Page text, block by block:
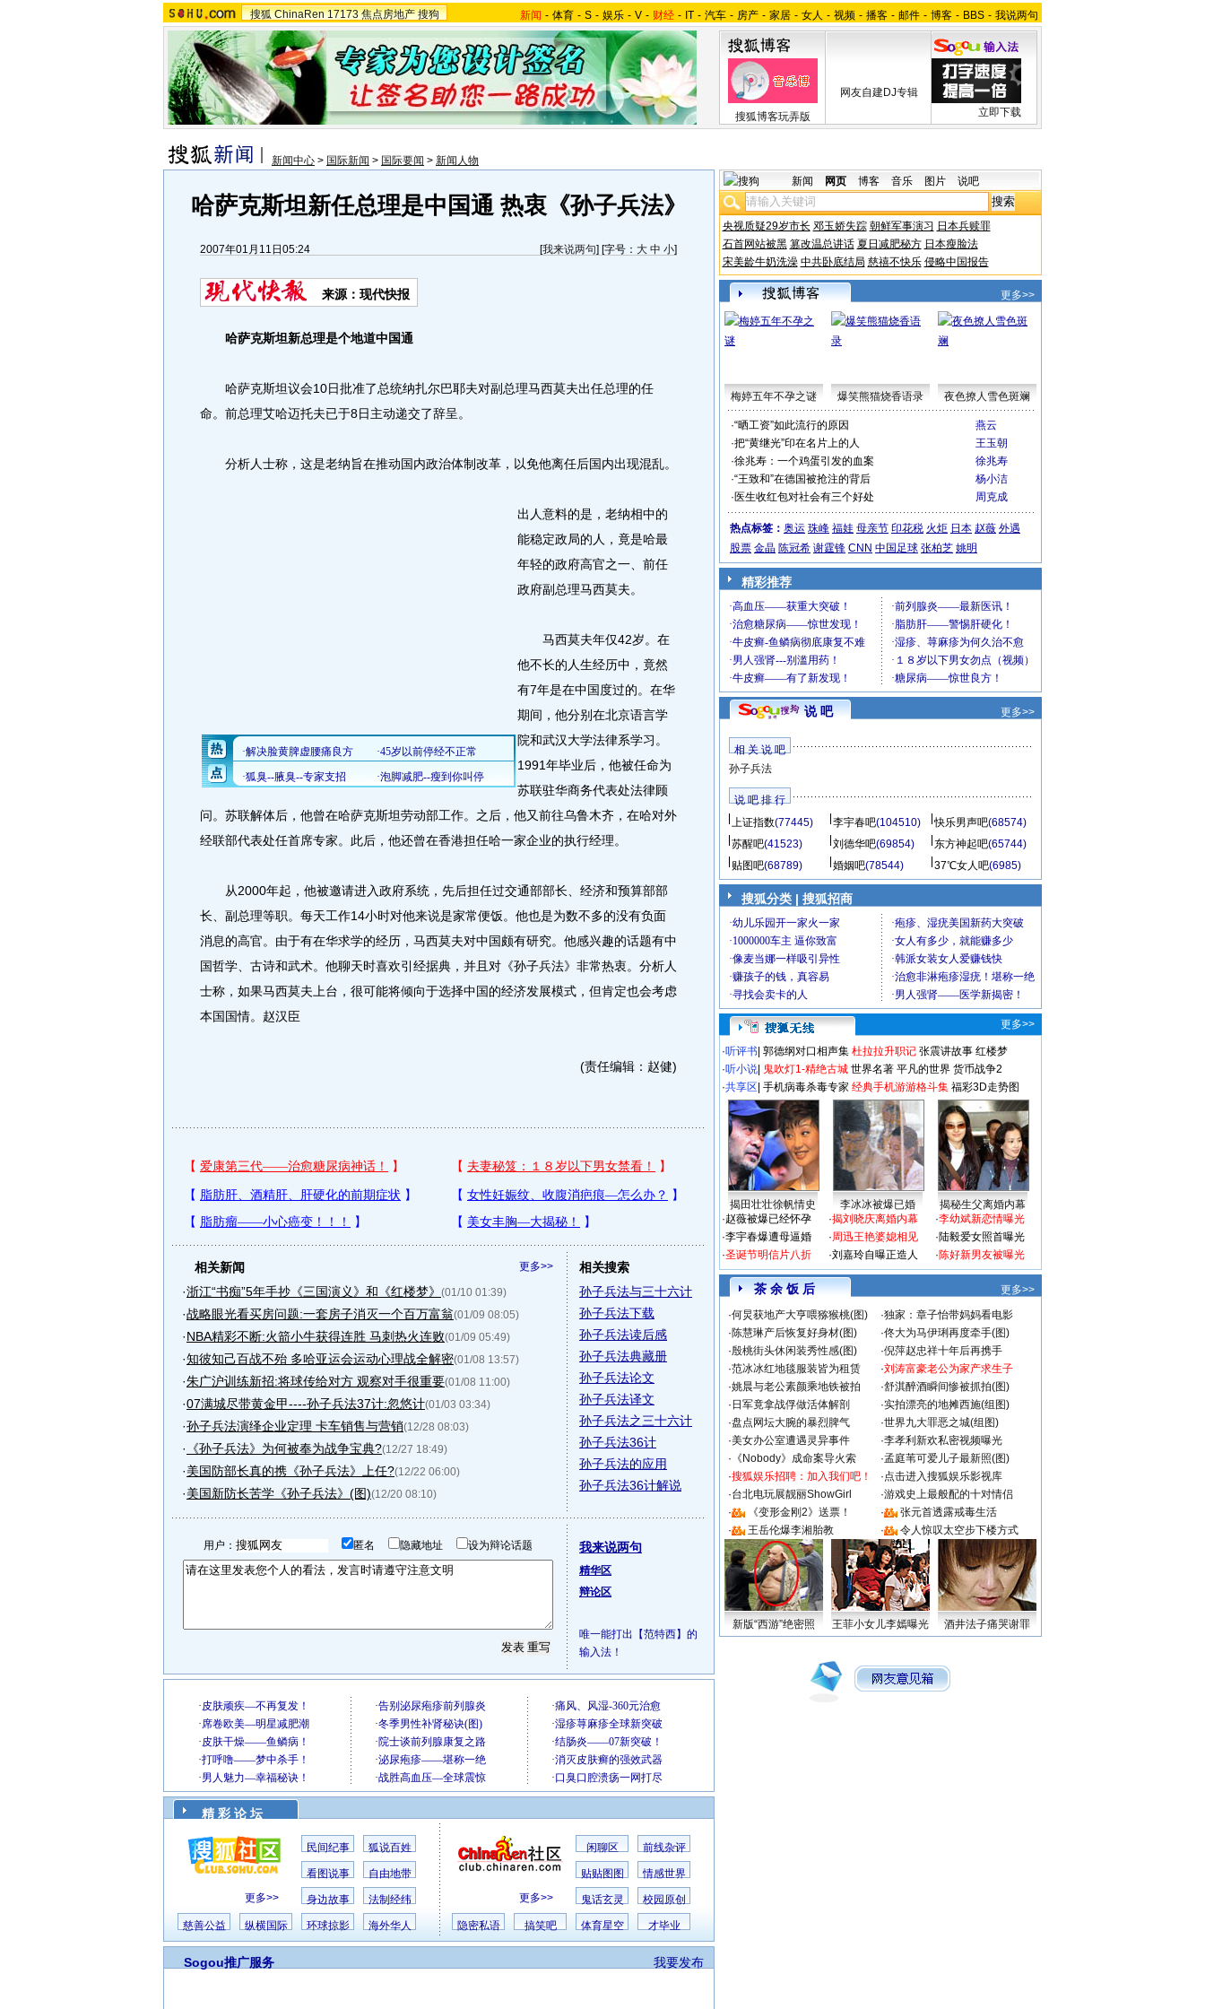
搜狐 ChinaRen 17173 焦点房地产 搜狗 新闻 - 体育 - S - 娱乐 - V - 财经 - IT - 汽车 - 房产 - 家居 - 女人 - 视频 - 播客 - 邮件 - 博客 - BBS - 我说两句
搜狐博客玩弄版
网友自建DJ专辑
立即下载
新闻中心 > 国际新闻 > 国际要闻 > 新闻人物
哈萨克斯坦新任总理是中国通 热衷《孙子兵法》
2007年01月11日05:24 [我来说两句] [字号： 大 中 小]
来源：现代快报
哈萨克斯坦新总理是个地道中国通
哈萨克斯坦议会10日批准了总统纳扎尔巴耶夫对副总理马西莫夫出任总理的任
命。前总理艾哈迈托夫已于8日主动递交了辞呈。
分析人士称，这是老纳旨在推动国内政治体制改革，以免他离任后国内出现混乱。
出人意料的是，老纳相中的
能稳定政局的人，竟是哈最
年轻的政府高官之一、前任
政府副总理马西莫夫。
马西莫夫年仅42岁。在
他不长的人生经历中，竟然
有7年是在中国度过的。在华
期间，他分别在北京语言学
院和武汉大学法律系学习。
1991年毕业后，他被任命为
苏联驻华商务代表处法律顾
问。苏联解体后，他曾在哈萨克斯坦劳动部工作。之后，他又前往乌鲁木齐，在哈对外
经联部代表处任首席专家。此后，他还曾在香港担任哈一家企业的执行经理。
从2000年起，他被邀请进入政府系统，先后担任过交通部部长、经济和预算部部
长、副总理等职。每天工作14小时对他来说是家常便饭。他也是为数不多的没有负面
消息的高官。由于有在华求学的经历，马西莫夫对中国颇有研究。他感兴趣的话题有中
国哲学、古诗和武术。他聊天时喜欢引经据典，并且对《孙子兵法》非常热衷。分析人
士称，如果马西莫夫上台，很可能将倾向于选择中国的经济发展模式，但肯定也会考虑
本国国情。赵汉臣
(责任编辑：赵健)
更多>>
相关新闻
·浙江“书痴”5年手抄《三国演义》和《红楼梦》 (01/10 01:39)
·战略眼光看买房问题:一套房子消灭一个百万富翁(01/09 08:05)
·NBA精彩不断:火箭小牛获得连胜 马刺热火连败(01/09 05:49)
·知彼知己百战不殆 多哈亚运会运动心理战全解密(01/08 13:57)
·朱广沪训练新招:将球传给对方 观察对手很重要(01/08 11:00)
·07满城尽带黄金甲----孙子兵法37计:忽悠计(01/03 03:34)
·孙子兵法演绎企业定理 卡车销售与营销(12/28 08:03)
· 《孙子兵法》为何被奉为战争宝典?(12/27 18:49)
·美国防部长真的携《孙子兵法》上任?(12/22 06:00)
·美国新防长苦学《孙子兵法》(图)(12/20 08:10)
相关搜索
孙子兵法与三十六计
孙子兵法下载
孙子兵法读后感
孙子兵法典藏册
孙子兵法论文
孙子兵法译文
孙子兵法之三十六计
孙子兵法36计
孙子兵法的应用
孙子兵法36计解说
用户： 匿名 隐藏地址 设为辩论话题 我来说两句
精华区
辩论区
唯一能打出【范特西】的
输入法！
精 彩 论 坛
更多>>
民间纪事 狐说百姓
看图说事 自由地带
身边故事 法制经纬
慈善公益 纵横国际 环球掠影 海外华人
更多>>
闲聊区 前线杂评
贴贴图图 情感世界
鬼话玄灵 校园原创
隐密私语 搞笑吧 体育星空 才毕业
我要发布
Sogou推广服务
新闻 网页 博客 音乐 图片 说吧
央视质疑29岁市长 邓玉娇失踪 朝鲜军事演习 日本兵赎罪
石首网站被黑 篡改温总讲话 夏日减肥秘方 日本瘦脸法
宋美龄牛奶洗澡 中共卧底结局 慈禧不快乐 侵略中国报告
更多>>
梅婷五年不孕之谜 爆笑熊猫烧香语录 夜色撩人雪色斑斓
·“晒工资”如此流行的原因
燕云
·把“黄继光”印在名片上的人
王玉朝
·徐兆寿：一个鸡蛋引发的血案
徐兆寿
·“王致和”在德国被抢注的背后
杨小洁
· 医生收红包对社会有三个好处 周克成
热点标签： 奥运 珠峰 福娃 母亲节 印花税 火炬 日本 赵薇 外遇
股票 金晶 陈冠希 谢霆锋 CNN 中国足球 张柏芝 姚明
精彩推荐
说 吧 更多>>
相 关 说 吧
孙子兵法
说 吧 排 行
上证指数(77445) 李宇春吧(104510) 快乐男声吧(68574)
苏醒吧(41523) 刘德华吧(69854) 东方神起吧(65744)
贴图吧(68789) 婚姻吧(78544) 37℃女人吧(6985)
搜狐分类 | 搜狐招商
更多>>
·听评书 郭德纲对口相声集 杜拉拉升职记 张震讲故事 红楼梦
·听小说 鬼吹灯1-精绝古城 世界名著 平凡的世界 货币战争2
·共享区 手机病毒杀毒专家 经典手机游游格斗集 福彩3D走势图
揭田壮壮徐帆情史 李冰冰被爆已婚
揭秘生父离婚内幕
·赵薇被爆已经怀孕
·李宇春爆遭母逼婚
·圣诞节明信片八折
·揭刘晓庆离婚内幕
·周迅王艳婆媳相见
·刘嘉玲自曝正造人
·李幼斌新恋情曝光
·陆毅爱女照首曝光
·陈好新男友被曝光
茶 余 饭 后
更多>>
·何炅获地产大亨喂猕猴桃(图) ·独家：章子怡带妈妈看电影
·陈慧琳产后恢复好身材(图) ·佟大为马伊琍再度牵手(图)
·殷桃街头休闲装秀性感(图) ·倪萍赵忠祥十年后再携手
·范冰冰红地毯服装皆为租赁 ·刘涛富豪老公为家产求生子
·姚晨与老公素颜乘地铁被拍 ·舒淇醉酒瞬间惨被抓拍(图)
· 日军竟拿战俘做活体解剖 ·实拍漂亮的地摊西施(组图)
·盘点网坛大腕的暴烈脾气 ·世界九大罪恶之城(组图)
·美女办公室遭遇灵异事件 ·李孝利新欢私密视频曝光
· 《Nobody》成命案导火索 ·孟庭苇可爱儿子最新照(图)
·搜狐娱乐招聘：加入我们吧！ ·点击进入搜狐娱乐影视库
·台北电玩展靓丽ShowGirl ·游戏史上最般配的十对情侣
·
《变形金刚2》送票！ ·
张元首透露戒毒生活
·
王岳伦爆李湘胎教 · 令人惊叹太空步下楼方式
新版“西游”绝密照 王菲小女儿李嫣曝光 酒井法子痛哭谢罪